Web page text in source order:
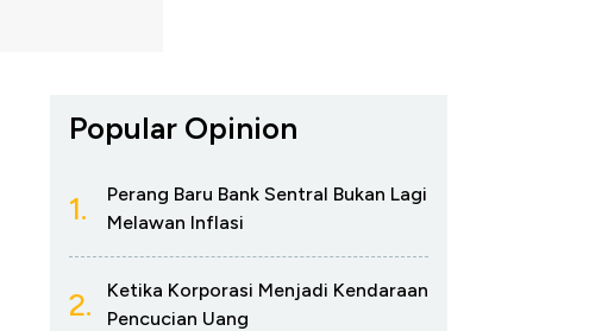
Popular Opinion
1.
Perang Baru Bank Sentral Bukan Lagi
Melawan Inflasi
2.
Ketika Korporasi Menjadi Kendaraan
Pencucian Uang